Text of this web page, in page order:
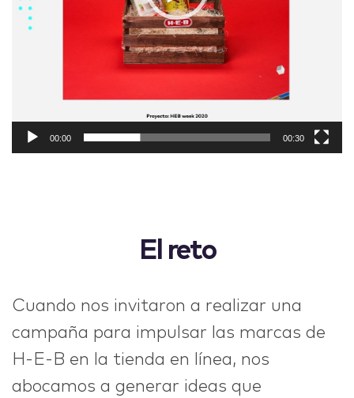
00:00 00:30
El reto
Cuando nos invitaron a realizar una
campaña para impulsar las marcas de
H-E-B en la tienda en línea, nos
abocamos a generar ideas que